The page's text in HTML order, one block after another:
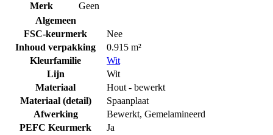
Merk
Geen
Algemeen
FSC-keurmerk
Nee
Inhoud verpakking
0.915 m²
Kleurfamilie
Wit
Lijn
Wit
Materiaal
Hout - bewerkt
Materiaal (detail)
Spaanplaat
Afwerking
Bewerkt, Gemelamineerd
PEFC Keurmerk
Ja